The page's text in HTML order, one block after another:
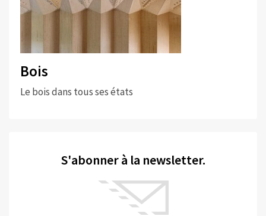
Bois
Le bois dans tous ses états
S'abonner à la newsletter.